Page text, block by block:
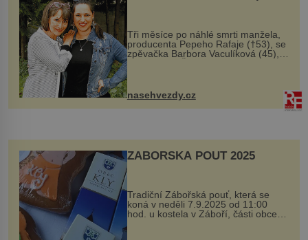
Tři měsíce po náhlé smrti manžela,
producenta Pepeho Rafaje (†53), se
zpěvačka Barbora Vaculíková (45),
dcera Petry Černocké (75), poprvé
ozvala veřejnosti. Na sociální síti
sdílela, že se snaží fung...
nasehvezdy.cz
ZÁBOŘSKÁ POUŤ 2025
Tradiční Zábořská pouť, která se
koná v neděli 7.9.2025 od 11:00
hod. u kostela v Záboří, části obce
Kly u Mělníka. V programu naleznete
komentovanou prohlídku kostela,